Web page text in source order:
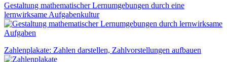
Gestaltung mathematischer Lernumgebungen durch eine
lernwirksame Aufgabenkultur
Zahlenplakate: Zahlen darstellen, Zahlvorstellungen aufbauen